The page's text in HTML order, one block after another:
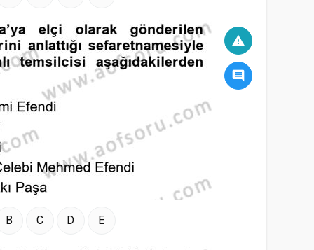
warning
comment
B C D E